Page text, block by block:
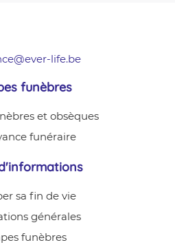
life.be
funèbres
et obsèques
funéraire
sa fin de vie
générales
funèbres